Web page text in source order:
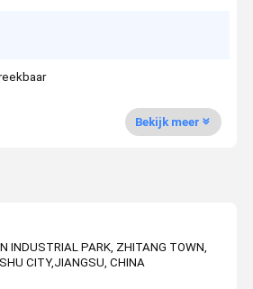
Bekijk meer
INDUSTRIAL PARK, ZHITANG TOWN,
CITY,JIANGSU, CHINA